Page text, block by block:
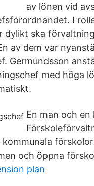
av lönen vid
I
dylikt ska
av dem var
Germundsson
med höga
En man och en
och öppna
plan